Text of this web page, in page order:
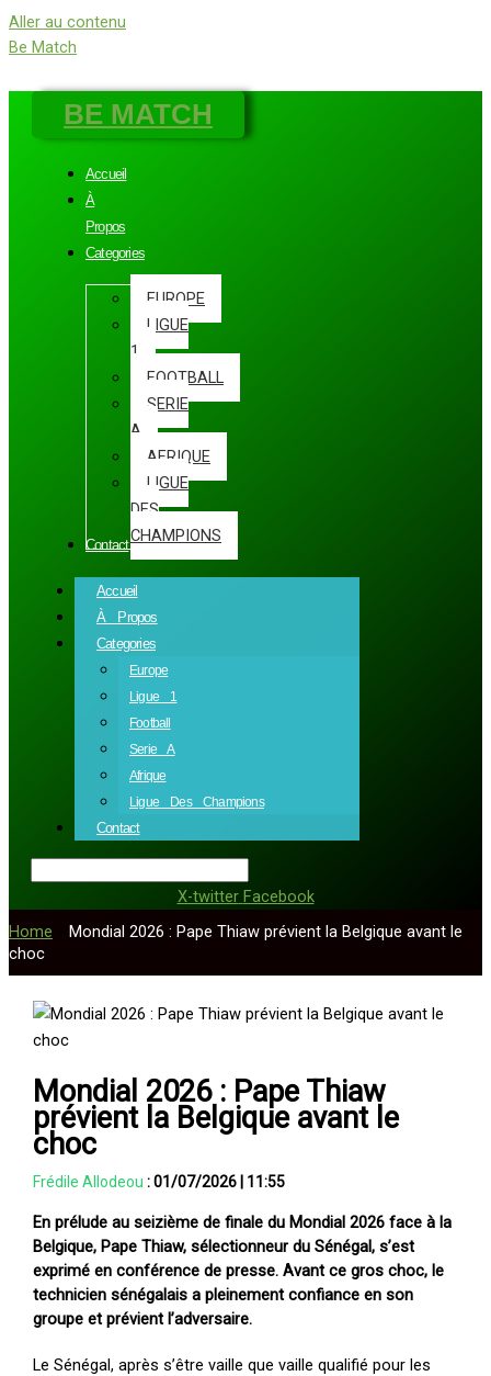
Aller au contenu
Be Match
BE MATCH
Accueil
À
Propos
Categories
EUROPE
LIGUE
1
FOOTBALL
SERIE
A
AFRIQUE
LIGUE
DES
CHAMPIONS
Contact
Accueil
À Propos
Categories
Europe
Ligue 1
Football
Serie A
Afrique
Ligue Des Champions
Contact
X-twitter Facebook
Home
Mondial 2026 : Pape Thiaw prévient la Belgique avant le
choc
Mondial 2026 : Pape Thiaw
prévient la Belgique avant le
choc
Frédile Allodeou :01/07/2026| 11:55
En prélude au seizième de finale du Mondial 2026 face à la
Belgique, Pape Thiaw, sélectionneur du Sénégal, s’est
exprimé en conférence de presse. Avant ce gros choc, le
technicien sénégalais a pleinement confiance en son
groupe et prévient l’adversaire.
Le Sénégal, après s’être vaille que vaille qualifié pour les